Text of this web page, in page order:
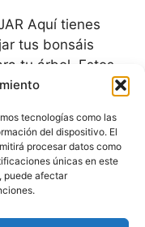
tecnologías como las
del dispositivo. El
procesar datos como
únicas en este
puede afectar
Aquí tienes
tus bonsáis
tu árbol. Estos
y
más básicos te
Son más